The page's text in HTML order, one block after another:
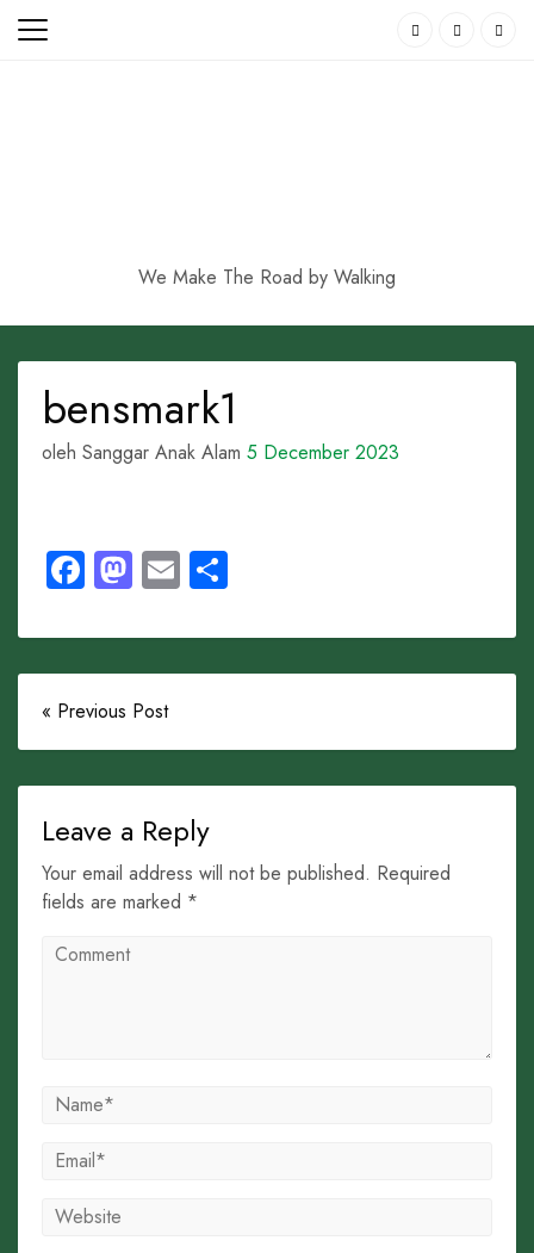
Skip
We Make The Road by Walking
bensmark1
oleh Sanggar Anak Alam 5 December 2023
Facebook
Mastodon
Email
« Previous Post
Leave a Reply
Your email address will not be published. Required
fields are marked *